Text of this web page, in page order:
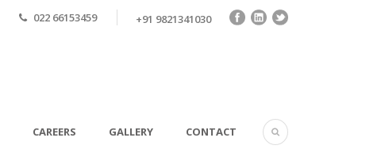
022 66153459 +91 9821341030
CAREERS GALLERY CONTACT